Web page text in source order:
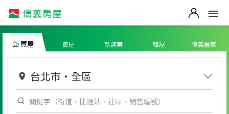
買屋 賣屋 新建案 租屋 信義居家
台北市 ・ 全區